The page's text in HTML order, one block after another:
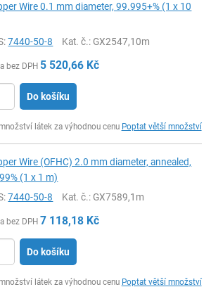
Wire 0.1 mm diameter, 99.995+% (1 x 10
7440-50-8 Kat. č.: GX2547,10m
bez DPH 5 520,66 Kč
Do košíku
látek za výhodnou cenu Poptat větší množství
Wire (OFHC) 2.0 mm diameter, annealed,
(1 x 1 m)
7440-50-8 Kat. č.: GX7589,1m
bez DPH 7 118,18 Kč
Do košíku
látek za výhodnou cenu Poptat větší množství